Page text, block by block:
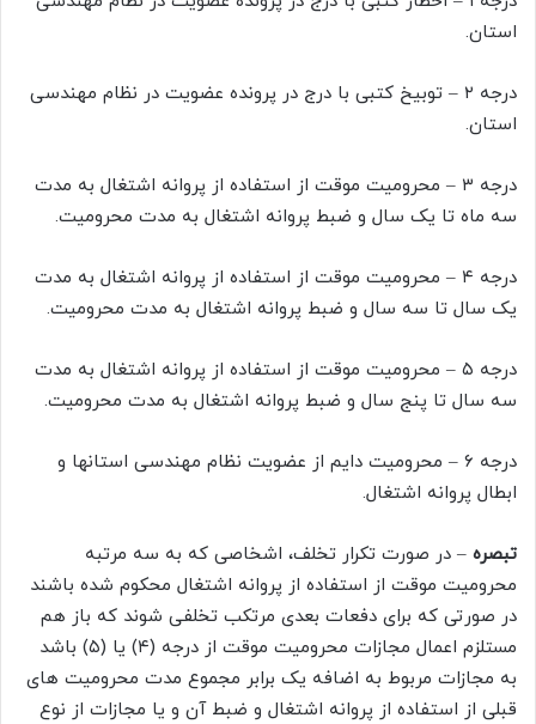
استان.
درجه ۲ – توبیخ کتبی با درج در پرونده عضویت در نظام مهندسی
استان.
درجه ۳ – محرومیت موقت از استفاده از پروانه اشتغال به مدت
سه ماه تا یک سال و ضبط پروانه اشتغال به مدت محرومیت.
درجه ۴ – محرومیت موقت از استفاده از پروانه اشتغال به مدت
یک سال تا سه سال و ضبط پروانه اشتغال به مدت محرومیت.
درجه ۵ – محرومیت موقت از استفاده از پروانه اشتغال به مدت
سه سال تا پنج سال و ضبط پروانه اشتغال به مدت محرومیت.
درجه ۶ – محرومیت دایم از عضویت نظام مهندسی استانها و
ابطال پروانه اشتغال.
تبصره – در صورت تکرار تخلف، اشخاصی که به سه مرتبه
محرومیت موقت از استفاده از پروانه اشتغال محکوم شده باشند
در صورتی که برای دفعات بعدی مرتکب تخلفی شوند که باز هم
مستلزم اعمال مجازات محرومیت موقت از درجه (۴) یا (۵) باشد
به مجازات مربوط به اضافه یک برابر مجموع مدت محرومیت های
قبلی از استفاده از پروانه اشتغال و ضبط آن و یا مجازات از نوع